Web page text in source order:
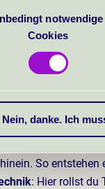
notwendige
Cookies
Nein, danke. Ich
Welche
Ton in Form
So
: Hier rollst du